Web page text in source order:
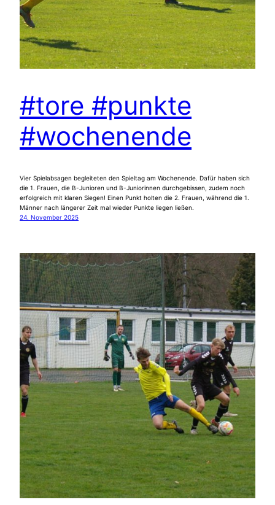
#tore #punkte
#wochenende
Vier Spielabsagen begleiteten den Spieltag am Wochenende. Dafür haben sich
die 1. Frauen, die B-Junioren und B-Juniorinnen durchgebissen, zudem noch
erfolgreich mit klaren Siegen! Einen Punkt holten die 2. Frauen, während die 1.
Männer nach längerer Zeit mal wieder Punkte liegen ließen.
24. November 2025